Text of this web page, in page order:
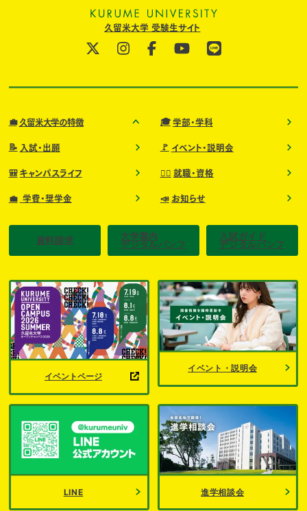
久留米大学 受験生サイト
💼 久留米大学の特徴 🎓 学部・学科
📝 入試・出願 🚩 イベント・説明会
🎒 キャンパスライフ 🧑‍⚕️ 就職・資格
💼 学費・奨学金 📣 お知らせ
資料請求
大学案内
デジタルパンフ
入試ガイド
デジタルパンフ
イベントページ
イベント・説明会
LINE 進学相談会